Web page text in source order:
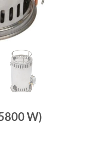
W)